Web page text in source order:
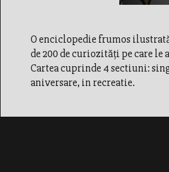
O enciclopedie frumos
de 200 de curiozități pe care le
Cartea cuprinde 4 sectiuni:
aniversare, in recreatie.